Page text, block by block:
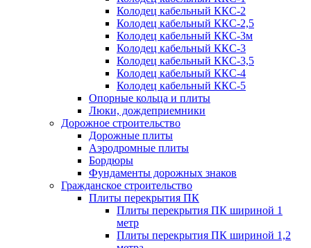
Колодец кабельный ККС-2
Колодец кабельный ККС-2,5
Колодец кабельный ККС-3м
Колодец кабельный ККС-3
Колодец кабельный ККС-3,5
Колодец кабельный ККС-4
Колодец кабельный ККС-5
Опорные кольца и плиты
Люки, дождеприемники
Дорожное строительство
Дорожные плиты
Аэродромные плиты
Бордюры
Фундаменты дорожных знаков
Гражданское строительство
Плиты перекрытия ПК
Плиты перекрытия ПК шириной 1
метр
Плиты перекрытия ПК шириной 1,2